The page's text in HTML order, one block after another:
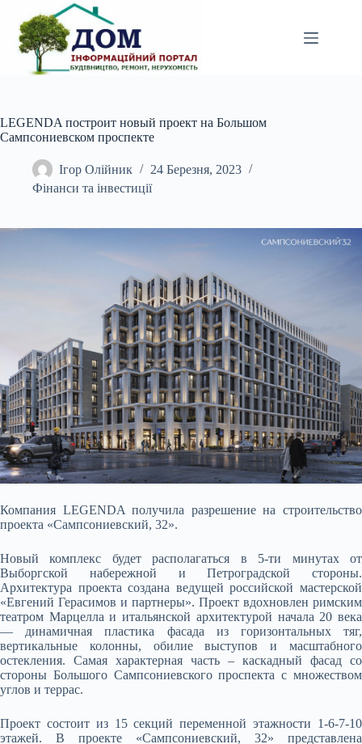
вмісту
LEGENDA построит новый проект на Большом
Сампсониевском проспекте
Ігор Олійник
24 Березня, 2023
Фінанси та інвестиції
Компания LEGENDA получила разрешение на строительство
проекта «Сампсониевский, 32».
Новый комплекс будет располагаться в 5-ти минутах от
Выборгской набережной и Петроградской стороны.
Архитектура проекта создана ведущей российской мастерской
«Евгений Герасимов и партнеры». Проект вдохновлен римским
театром Марцелла и итальянской архитектурой начала 20 века
— динамичная пластика фасада из горизонтальных тяг,
вертикальные колонны, обилие выступов и масштабного
остекления. Самая характерная часть – каскадный фасад со
стороны Большого Сампсониевского проспекта с множеством
углов и террас.
Проект состоит из 15 секций переменной этажности 1-6-7-10
этажей. В проекте «Сампсониевский, 32» представлена